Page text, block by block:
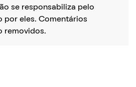
se responsabiliza pelo
por eles. Comentários
removidos.